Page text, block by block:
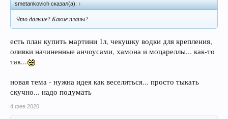
smetankovich сказал(а): ↑
Что дальше? Какие планы?
есть план купить мартини 1л, чекушку водки для крепления,
оливки начиненные анчоусами, хамона и моцареллы... как-то
так...
новая тема - нужна идея как веселиться... просто тыкать
скучно... надо подумать
4 фев 2020